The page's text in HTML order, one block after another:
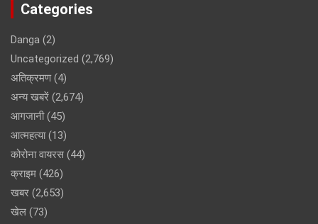
Categories
Danga (2)
Uncategorized (2,769)
अतिक्रमण(4)
अन्य खबरें (2,674)
आगजानी(45)
आत्महत्या(13)
कोरोना वायरस (44)
क्राइम (426)
खबर (2,653)
खेल (73)